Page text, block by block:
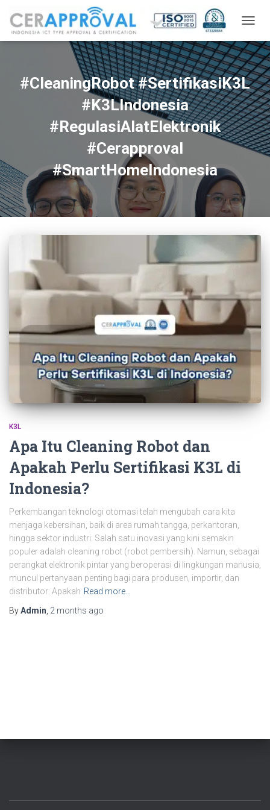
#CleaningRobot #SertifikasiK3L
#K3LIndonesia
#RegulasiAlatElektronik
#Cerapproval
#SmartHomeIndonesia
K3L
Apa Itu Cleaning Robot dan
Apakah Perlu Sertifikasi K3L di
Indonesia?
Perkembangan teknologi otomasi telah mengubah cara kita
menjaga kebersihan, baik di area rumah tangga, perkantoran,
hingga sektor industri. Salah satu inovasi yang kini semakin
populer adalah cleaning robot (robot pembersih). Namun, sebagai
perangkat elektronik pintar yang beroperasi di lingkungan manusia,
muncul pertanyaan penting bagi para produsen, importir, dan
distributor: Apakah Read more…
ByAdmin 2 months ago